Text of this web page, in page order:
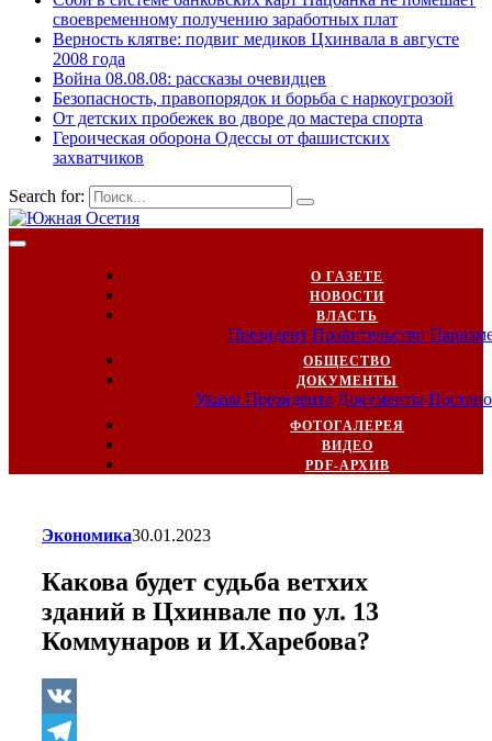
своевременному получению заработных плат
Верность клятве: подвиг медиков Цхинвала в августе
2008 года
Война 08.08.08: рассказы очевидцев
Безопасность, правопорядок и борьба с наркоугрозой
От детских пробежек во дворе до мастера спорта
Героическая оборона Одессы от фашистских
захватчиков
Search for:
О ГАЗЕТЕ
НОВОСТИ
ВЛАСТЬ
Президент Правительство
ОБЩЕСТВО
ДОКУМЕНТЫ
Указы Президента Документы
ФОТОГАЛЕРЕЯ
ВИДЕО
PDF-АРХИВ
Экономика30.01.2023
Какова будет судьба ветхих
зданий в Цхинвале по ул. 13
Коммунаров и И.Харебова?
VK